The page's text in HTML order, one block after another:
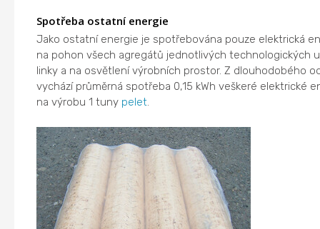
Spotřeba ostatní energie
Jako ostatní energie je spotřebována pouze elektrická
na pohon všech agregátů jednotlivých technologických
linky a na osvětlení výrobních prostor. Z dlouhodobého
vychází průměrná spotřeba 0,15 kWh veškeré elektrické
na výrobu 1 tuny pelet.